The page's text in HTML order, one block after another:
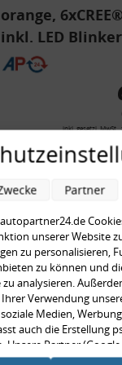
orange,
inkl. LED
CF 14
inkl. gesetzl. MwSt.,
Merkzettel
Zum Artikel
Blinker, rot, US-
Audi 80 Cabrio,
OE-Nr.:
8G0945225C
unserer Website
zu personalisieren,
zu können und
analysieren.
Verwendung
Medien,
auch die Erstellung
Unsere Partner
Informationen
Partner